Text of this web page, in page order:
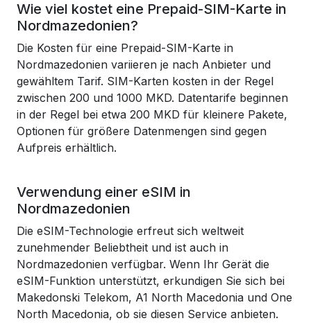
Wie viel kostet eine Prepaid-SIM-Karte in
Nordmazedonien?
Die Kosten für eine Prepaid-SIM-Karte in
Nordmazedonien variieren je nach Anbieter und
gewähltem Tarif. SIM-Karten kosten in der Regel
zwischen 200 und 1000 MKD. Datentarife beginnen
in der Regel bei etwa 200 MKD für kleinere Pakete,
Optionen für größere Datenmengen sind gegen
Aufpreis erhältlich.
Verwendung einer eSIM in
Nordmazedonien
Die eSIM-Technologie erfreut sich weltweit
zunehmender Beliebtheit und ist auch in
Nordmazedonien verfügbar. Wenn Ihr Gerät die
eSIM-Funktion unterstützt, erkundigen Sie sich bei
Makedonski Telekom, A1 North Macedonia und One
North Macedonia, ob sie diesen Service anbieten.